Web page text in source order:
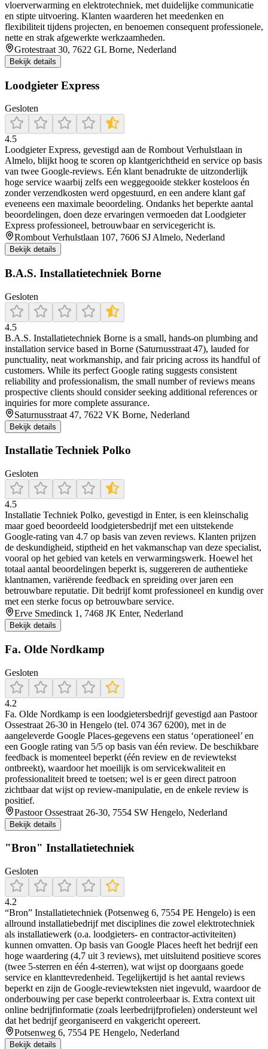
vloerverwarming en elektrotechniek, met duidelijke communicatie
en stipte uitvoering. Klanten waarderen het meedenken en
flexibiliteit tijdens projecten, en benoemen consequent professionele,
nette en strak afgewerkte werkzaamheden.
Grotestraat 30, 7622 GL Borne, Nederland
Bekijk details
Loodgieter Express
Gesloten
4.5
Loodgieter Express, gevestigd aan de Rombout Verhulstlaan in
Almelo, blijkt hoog te scoren op klantgerichtheid en service op basis
van twee Google-reviews. Eén klant benadrukte de uitzonderlijk
hoge service waarbij zelfs een weggegooide stekker kosteloos én
zonder verzendkosten werd opgestuurd, en een andere klant gaf
eveneens een maximale beoordeling. Ondanks het beperkte aantal
beoordelingen, doen deze ervaringen vermoeden dat Loodgieter
Express professioneel, betrouwbaar en servicegericht is.
Rombout Verhulstlaan 107, 7606 SJ Almelo, Nederland
Bekijk details
B.A.S. Installatietechniek Borne
Gesloten
4.5
B.A.S. Installatietechniek Borne is a small, hands‑on plumbing and
installation service based in Borne (Saturnusstraat 47), lauded for
punctuality, neat workmanship, and fair pricing across its handful of
customers. While its perfect Google rating suggests consistent
reliability and professionalism, the small number of reviews means
prospective clients should consider seeking additional references or
inquiries for more complete assurance.
Saturnusstraat 47, 7622 VK Borne, Nederland
Bekijk details
Installatie Techniek Polko
Gesloten
4.5
Installatie Techniek Polko, gevestigd in Enter, is een kleinschalig
maar goed beoordeeld loodgietersbedrijf met een uitstekende
Google-rating van 4.7 op basis van zeven reviews. Klanten prijzen
de deskundigheid, stiptheid en het vakmanschap van deze specialist,
vooral op het gebied van ketels en verwarmingswerk. Hoewel het
totaal aantal beoordelingen beperkt is, suggereren de authentieke
klantnamen, variërende feedback en spreiding over jaren een
betrouwbare reputatie. Dit bedrijf komt professioneel en kundig over
met een sterke focus op betrouwbare service.
Erve Smedinck 1, 7468 JK Enter, Nederland
Bekijk details
Fa. Olde Nordkamp
Gesloten
4.2
Fa. Olde Nordkamp is een loodgietersbedrijf gevestigd aan Pastoor
Ossestraat 26-30 in Hengelo (tel. 074 367 6200), met in de
aangeleverde Google Places-gegevens een status ‘operationeel’ en
een Google rating van 5/5 op basis van één review. De beschikbare
feedback is momenteel beperkt (één review en de reviewtekst
ontbreekt), waardoor het moeilijk is om servicekwaliteit en
professionaliteit breed te toetsen; wel is er geen direct patroon
zichtbaar dat wijst op review-manipulatie, en de enkele review is
positief.
Pastoor Ossestraat 26-30, 7554 SW Hengelo, Nederland
Bekijk details
"Bron" Installatietechniek
Gesloten
4.2
“Bron” Installatietechniek (Potsenweg 6, 7554 PE Hengelo) is een
allround installatiebedrijf met disciplines die zowel elektrotechniek
als installatiewerk (o.a. loodgieters- en contractor-activiteiten)
kunnen omvatten. Op basis van Google Places heeft het bedrijf een
hoge waardering (4,7 uit 3 reviews), met uitsluitend positieve scores
(twee 5-sterren en één 4-sterren), wat wijst op doorgaans goede
service en klanttevredenheid. Tegelijkertijd is het aantal reviews
beperkt en zijn de Google-reviewteksten niet ingevuld, waardoor de
onderbouwing per case beperkt controleerbaar is. Extra context uit
online bedrijfinformatie (zoals leerbedrijfprofielen) ondersteunt wel
dat het bedrijf georganiseerd en vakgericht opereert.
Potsenweg 6, 7554 PE Hengelo, Nederland
Bekijk details